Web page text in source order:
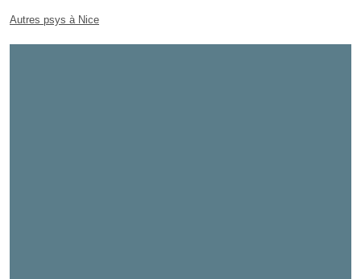
Autres psys à Nice